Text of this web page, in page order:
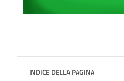
INDICE DELLA PAGINA